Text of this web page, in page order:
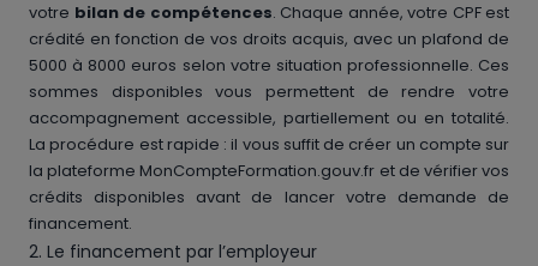
votre bilan de compétences. Chaque année, votre CPF est
crédité en fonction de vos droits acquis, avec un plafond de
5000 à 8000 euros selon votre situation professionnelle. Ces
sommes disponibles vous permettent de rendre votre
accompagnement accessible, partiellement ou en totalité.
La procédure est rapide : il vous suffit de créer un compte sur
la plateforme MonCompteFormation.gouv.fr et de vérifier vos
crédits disponibles avant de lancer votre demande de
financement.
2. Le financement par l’employeur